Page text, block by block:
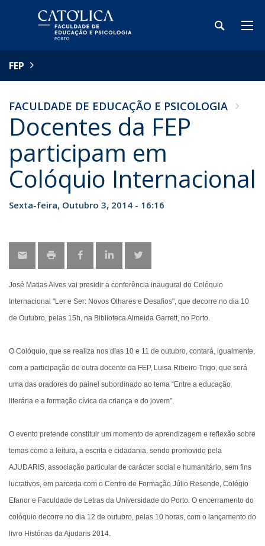
FEP
FACULDADE DE EDUCAÇÃO E PSICOLOGIA
Docentes da FEP
participam em
Colóquio Internacional
Sexta-feira, Outubro 3, 2014 - 16:16
José Matias Alves vai presidir a conferência inaugural do Colóquio
Internacional "Ler e Ser: Novos Olhares e Desafios", que decorre no dia 10
de Outubro, pelas 15h, na Biblioteca Almeida Garrett, no Porto.
O Colóquio, que se realiza nos dias 10 e 11 de outubro, contará, igualmente,
com a participação de outra docente da FEP, Luisa Ribeiro Trigo, que será
uma das oradores do painel subordinado ao tema “Entre a educação
literária e a formação cívica da criança e do jovem”.
O evento pretende constituir um momento de aprendizagem e reflexão sobre
temas como a leitura, a escrita e cidadania, sendo promovido pela
AJUDARIS, associação particular de carácter social e humanitário, sem fins
lucrativos, em parceria com o Centro de Formação Júlio Resende, Colégio
Efanor e Faculdade de Letras da Universidade do Porto. O encerramento do
colóquio decorre no dia 12 de outubro, pelas 10 horas, com o lançamento do
livro Histórias da Ajudaris 2014.